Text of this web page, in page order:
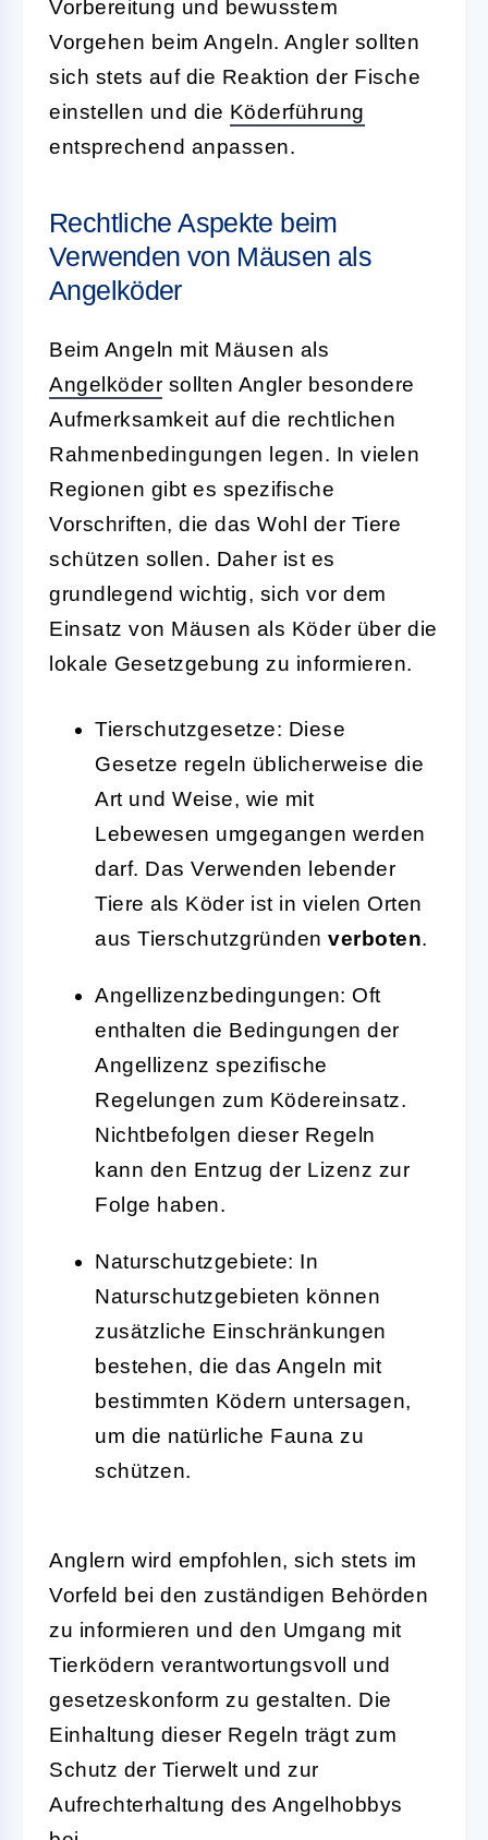
Vorbereitung und bewusstem
Vorgehen beim Angeln. Angler sollten
sich stets auf die Reaktion der Fische
einstellen und die Köderführung
entsprechend anpassen.
Rechtliche Aspekte beim
Verwenden von Mäusen als
Angelköder
Beim Angeln mit Mäusen als
Angelköder sollten Angler besondere
Aufmerksamkeit auf die rechtlichen
Rahmenbedingungen legen. In vielen
Regionen gibt es spezifische
Vorschriften, die das Wohl der Tiere
schützen sollen. Daher ist es
grundlegend wichtig, sich vor dem
Einsatz von Mäusen als Köder über die
lokale Gesetzgebung zu informieren.
Tierschutzgesetze: Diese
Gesetze regeln üblicherweise die
Art und Weise, wie mit
Lebewesen umgegangen werden
darf. Das Verwenden lebender
Tiere als Köder ist in vielen Orten
aus Tierschutzgründen verboten.
Angellizenzbedingungen: Oft
enthalten die Bedingungen der
Angellizenz spezifische
Regelungen zum Ködereinsatz.
Nichtbefolgen dieser Regeln
kann den Entzug der Lizenz zur
Folge haben.
Naturschutzgebiete: In
Naturschutzgebieten können
zusätzliche Einschränkungen
bestehen, die das Angeln mit
bestimmten Ködern untersagen,
um die natürliche Fauna zu
schützen.
Anglern wird empfohlen, sich stets im
Vorfeld bei den zuständigen Behörden
zu informieren und den Umgang mit
Tierködern verantwortungsvoll und
gesetzeskonform zu gestalten. Die
Einhaltung dieser Regeln trägt zum
Schutz der Tierwelt und zur
Aufrechterhaltung des Angelhobbys